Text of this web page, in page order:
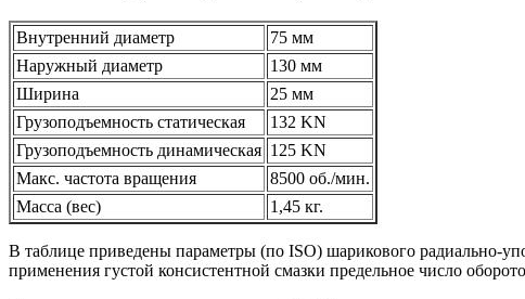
Внутренний диаметр
75 мм
Наружный диаметр
130 мм
Ширина
25 мм
Грузоподъемность статическая
132 KN
Грузоподъемность динамическая 125 KN
Макс. частота вращения
8500 об./мин.
Масса (вес)
1,45 кг.
В таблице приведены параметры (по ISO) шарикового радиально-
применения густой консистентной смазки предельное число